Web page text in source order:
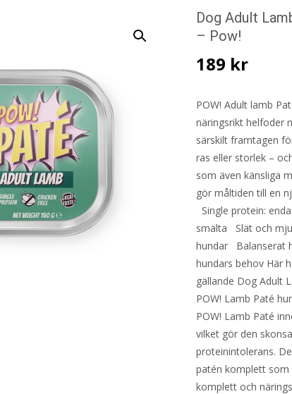
Dog Adult
– Pow!
189 kr
POW! Adult lamb
näringsrikt helfoder
särskilt framtagen
ras eller storlek –
som även känsliga
gör måltiden till en
Single protein:
smälta Slät och
hundar Balanserat
hundars behov Här
gällande Dog Adult
POW! Lamb Paté
POW! Lamb Paté
vilket gör den
proteinintolerans.
patén komplett som
komplett och